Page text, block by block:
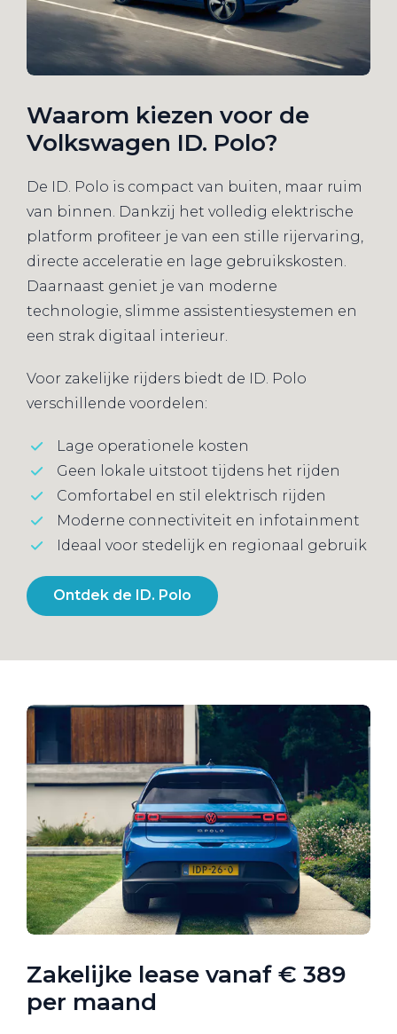
Waarom kiezen voor de
Volkswagen ID. Polo?
De ID. Polo is compact van buiten, maar ruim
van binnen. Dankzij het volledig elektrische
platform profiteer je van een stille rijervaring,
directe acceleratie en lage gebruikskosten.
Daarnaast geniet je van moderne
technologie, slimme assistentiesystemen en
een strak digitaal interieur.
Voor zakelijke rijders biedt de ID. Polo
verschillende voordelen:
Lage operationele kosten
Geen lokale uitstoot tijdens het rijden
Comfortabel en stil elektrisch rijden
Moderne connectiviteit en infotainment
Ideaal voor stedelijk en regionaal gebruik
Ontdek de ID. Polo
Zakelijke lease vanaf € 389
per maand